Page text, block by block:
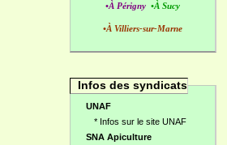
•À Périgny •À Sucy
•À Villiers-sur-Marne
Infos des syndicats
UNAF
* Infos sur le site UNAF
SNA Apiculture